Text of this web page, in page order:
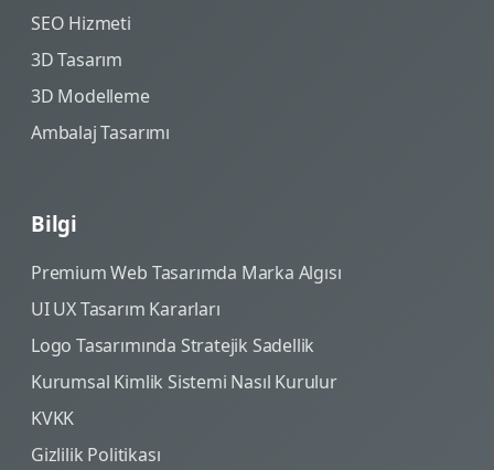
SEO Hizmeti
3D Tasarım
3D Modelleme
Ambalaj Tasarımı
Bilgi
Premium Web Tasarımda Marka Algısı
UI UX Tasarım Kararları
Logo Tasarımında Stratejik Sadellik
Kurumsal Kimlik Sistemi Nasıl Kurulur
KVKK
Gizlilik Politikası